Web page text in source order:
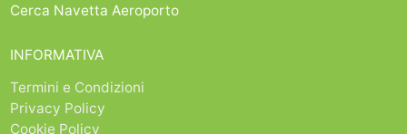
Cerca Navetta Aeroporto
INFORMATIVA
Termini e Condizioni
Privacy Policy
Cookie Policy